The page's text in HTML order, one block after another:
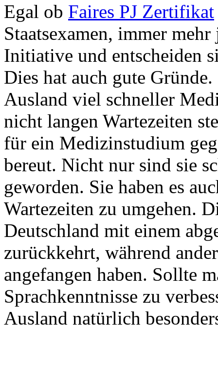
Egal ob Faires PJ Zertifikat
Staatsexamen, immer
Initiative und entscheiden
Dies hat auch gute
Ausland viel schneller
nicht langen Wartezeiten
für ein Medizinstudium
bereut. Nicht nur sind sie
geworden. Sie haben es
Wartezeiten zu umgehen.
Deutschland mit einem
zurückkehrt, während
angefangen haben. Sollte
Sprachkenntnisse zu
Ausland natürlich